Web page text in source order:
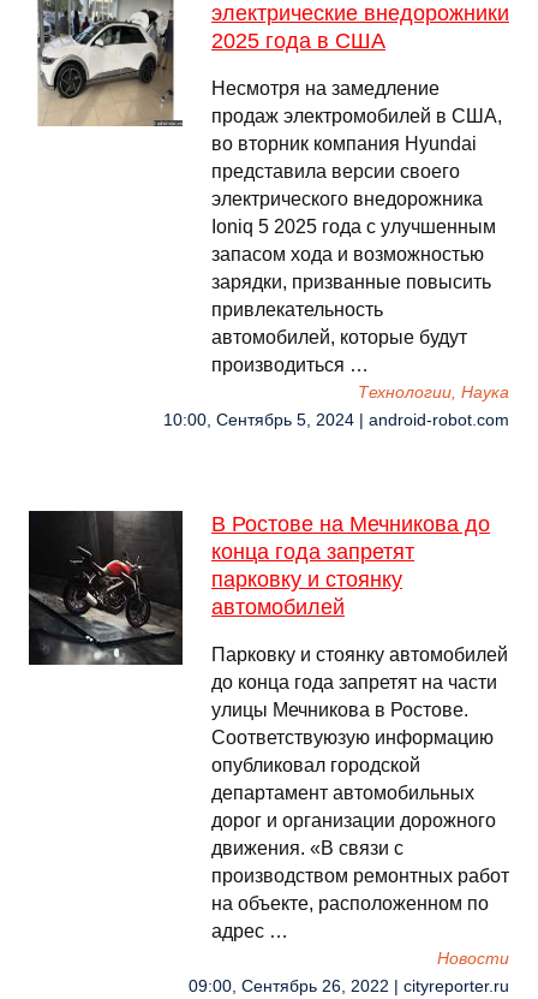
электрические внедорожники
2025 года в США
Несмотря на замедление
продаж электромобилей в США,
во вторник компания Hyundai
представила версии своего
электрического внедорожника
Ioniq 5 2025 года с улучшенным
запасом хода и возможностью
зарядки, призванные повысить
привлекательность
автомобилей, которые будут
производиться …
Технологии, Наука
10:00, Сентябрь 5, 2024 | android-robot.com
В Ростове на Мечникова до
конца года запретят
парковку и стоянку
автомобилей
Парковку и стоянку автомобилей
до конца года запретят на части
улицы Мечникова в Ростове.
Соответствуюзую информацию
опубликовал городской
департамент автомобильных
дорог и организации дорожного
движения. «В связи с
производством ремонтных работ
на объекте, расположенном по
адрес …
Новости
09:00, Сентябрь 26, 2022 | cityreporter.ru